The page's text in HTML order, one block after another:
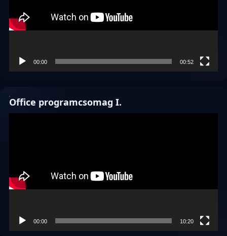
00:00 00:52
Office programcsomag I.
00:00 10:20